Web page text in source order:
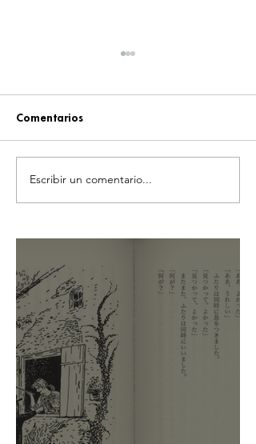
UN CONCIERTO AL MÁS
PURO ESTILO DE
SIGURE
Comentarios
Escribir un comentario...